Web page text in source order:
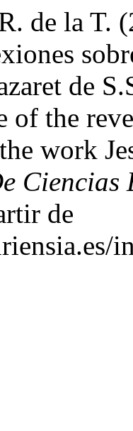
de la T.
de
of the
work
Ciencias
de